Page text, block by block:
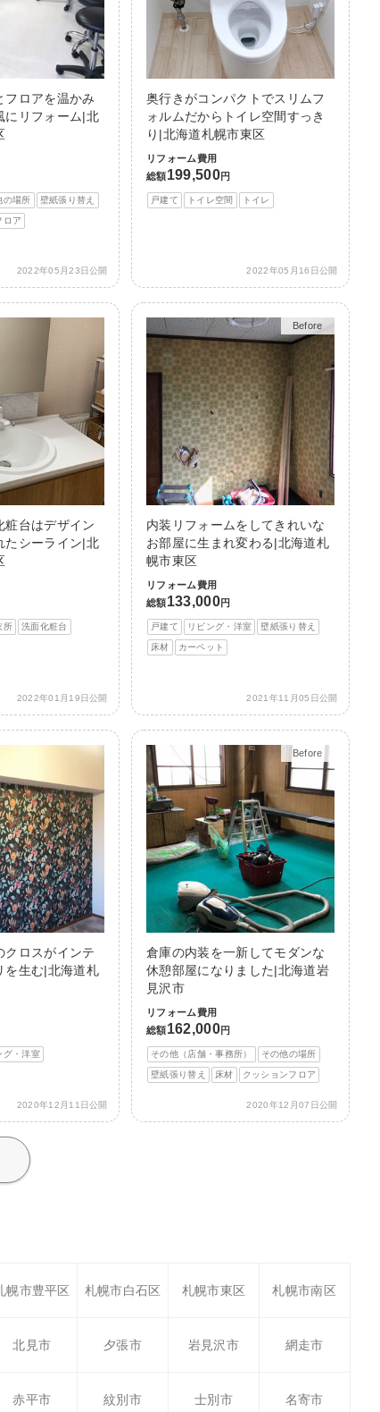
フロアを温かみ
にリフォーム|北
の場所 壁紙張り替え
ロア
2022年05月23日公開
奥行きがコンパクトでスリムフ
ォルムだからトイレ空間すっき
り|北海道札幌市東区
リフォーム費用
総額199,500円
戸建て トイレ空間 トイレ
2022年05月16日公開
粧台はデザイン
たシーライン|北
所 洗面化粧台
2022年01月19日公開
Before
After
内装リフォームをしてきれいな
お部屋に生まれ変わる|北海道札
幌市東区
リフォーム費用
総額 133,000円
戸建て リビング・洋室 壁紙張り替え
床材 カーペット
2021年11月05日公開
クロスがインテ
を生む|北海道札
グ・洋室
2020年12月11日公開
Before
After
倉庫の内装を一新してモダンな
休憩部屋になりました|北海道岩
見沢市
リフォーム費用
総額 162,000円
その他（店舗・事務所） その他の場所
壁紙張り替え 床材 クッションフロア
2020年12月07日公開
幌市豊平区 札幌市白石区 札幌市東区 札幌市南区
北見市 夕張市 岩見沢市 網走市
赤平市 紋別市 士別市 名寄市